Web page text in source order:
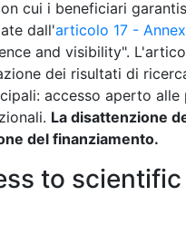
cui i beneficiari
dall'articolo 17 -
and visibility".
dei risultati di
accesso aperto alle
La disattenzione
del finanziamento.
to scientific